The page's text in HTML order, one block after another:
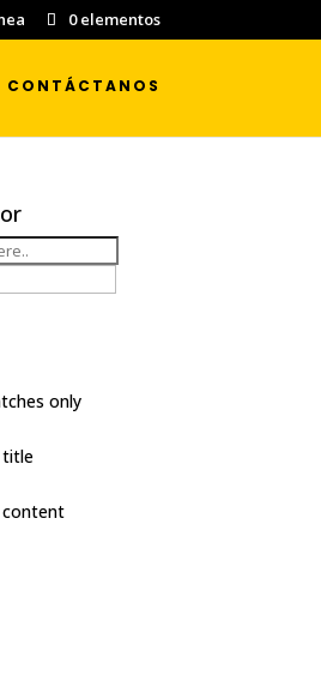
0 elementos
CONTÁCTANOS
only
title
content